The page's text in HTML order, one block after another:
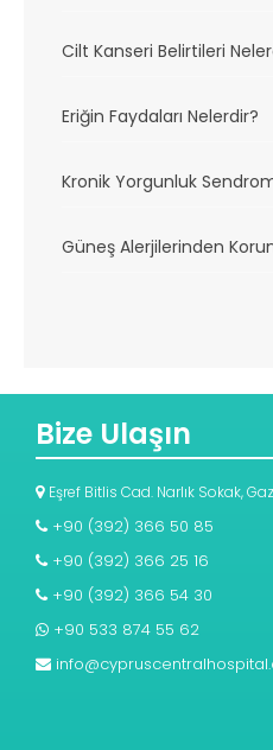
Cilt Kanseri Belirtileri
Eriğin Faydaları Nelerdir?
Kronik Yorgunluk
Güneş Alerjilerinden
Bize Ulaşın
Eşref Bitlis Cad. Narlık Sokak,
+90 (392) 366 50 85
+90 (392) 366 25 16
+90 (392) 366 54 30
+90 533 874 55 62